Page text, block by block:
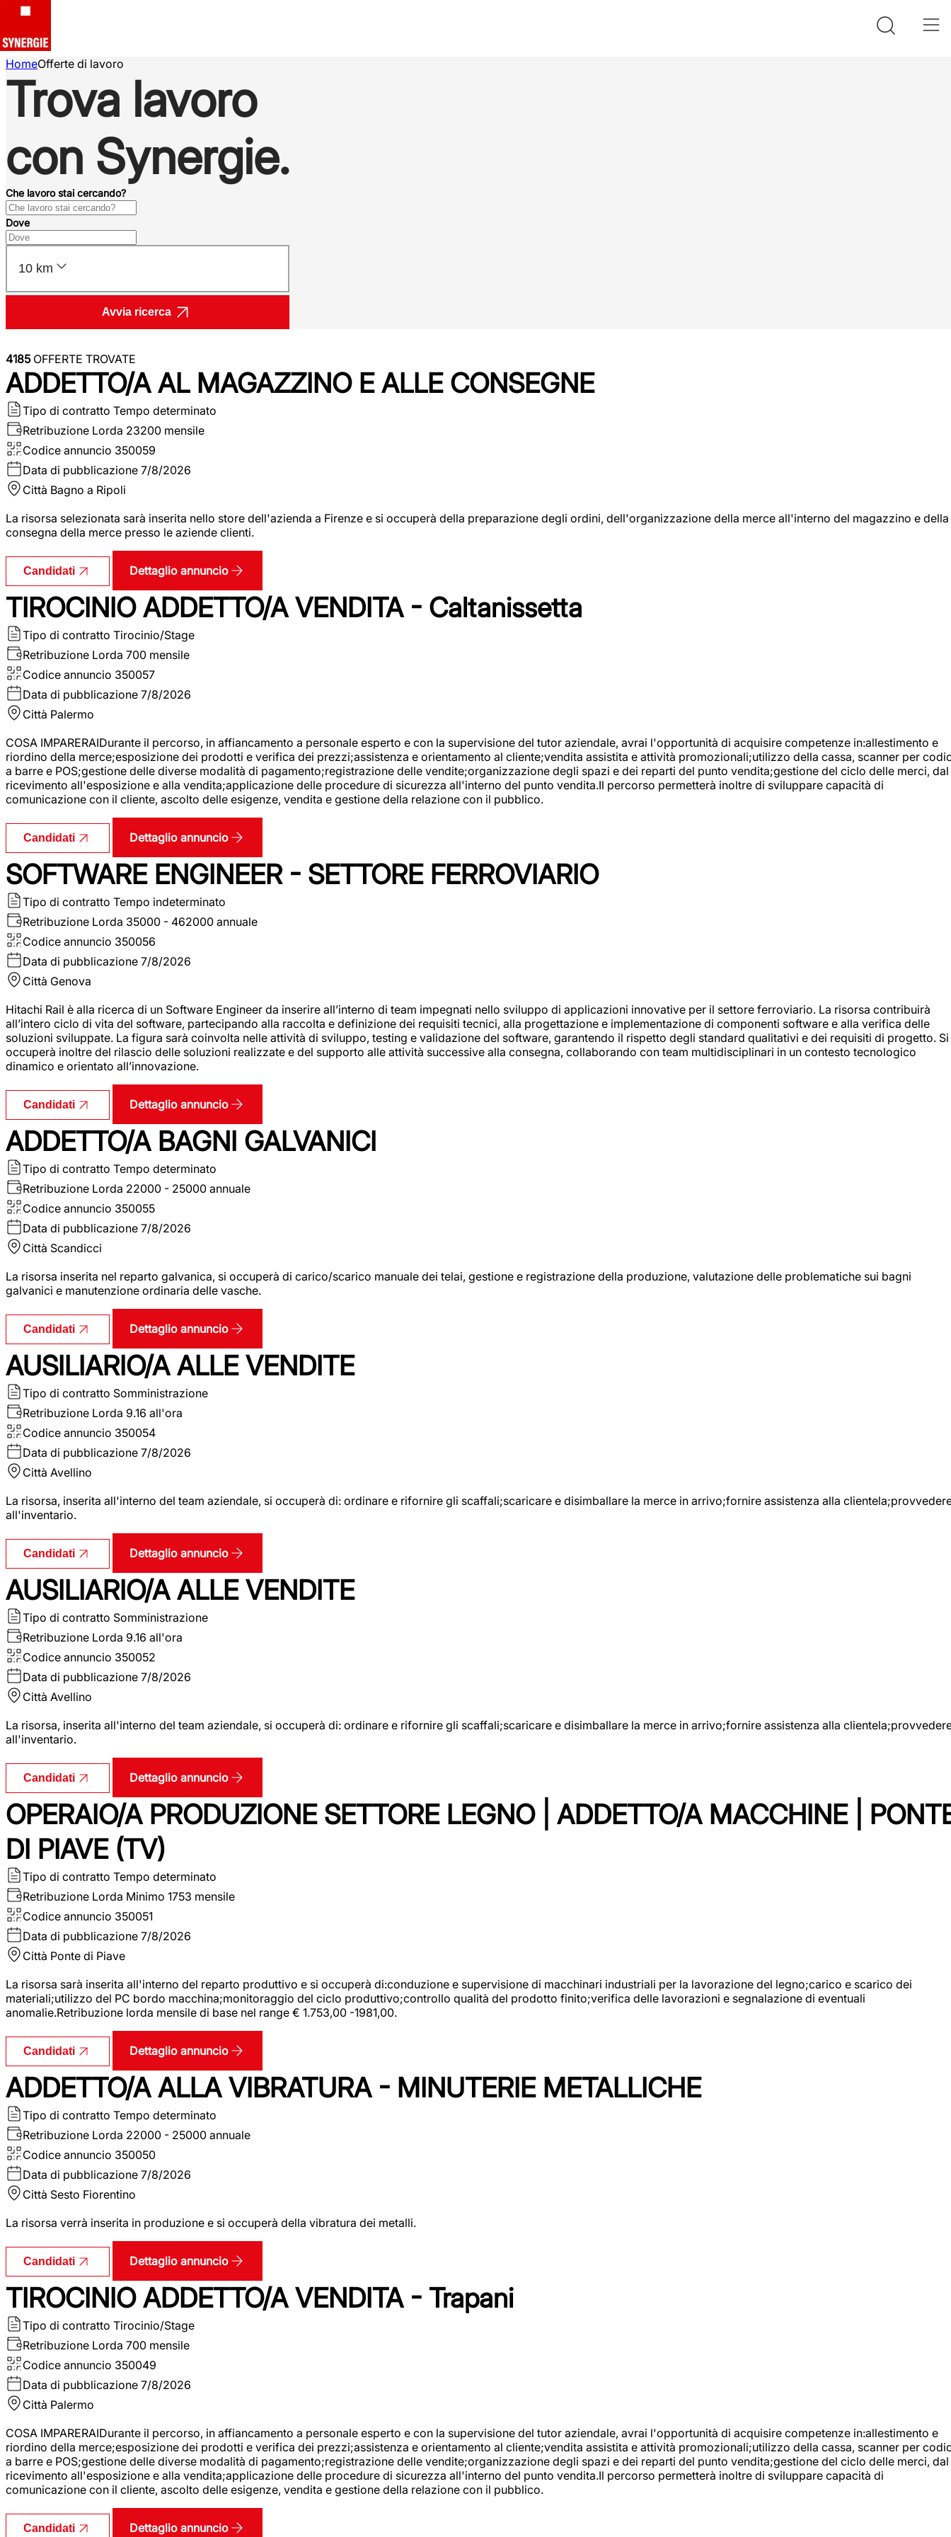
HomeOfferte di lavoro
Trova lavoro
con Synergie.
Che lavoro stai cercando?
Dove
10 km
Avvia ricerca
4185OFFERTE TROVATE
ADDETTO/A AL MAGAZZINO E ALLE CONSEGNE
Tipo di contratto Tempo determinato
Retribuzione Lorda 23200 mensile
Codice annuncio 350059
Data di pubblicazione 7/8/2026
Città Bagno a Ripoli
La risorsa selezionata sarà inserita nello store dell'azienda a Firenze e si occuperà della preparazione degli ordini, dell'organizzazione della merce all'interno del magazzino e della
consegna della merce presso le aziende clienti.
Candidati Dettaglio annuncio
TIROCINIO ADDETTO/A VENDITA - Caltanissetta
Tipo di contratto Tirocinio/Stage
Retribuzione Lorda 700 mensile
Codice annuncio 350057
Data di pubblicazione 7/8/2026
Città Palermo
COSA IMPARERAIDurante il percorso, in affiancamento a personale esperto e con la supervisione del tutor aziendale, avrai l'opportunità di acquisire competenze in:allestimento e
riordino della merce;esposizione dei prodotti e verifica dei prezzi;assistenza e orientamento al cliente;vendita assistita e attività promozionali;utilizzo della cassa, scanner per
a barre e POS;gestione delle diverse modalità di pagamento;registrazione delle vendite;organizzazione degli spazi e dei reparti del punto vendita;gestione del ciclo delle merci, dal
ricevimento all'esposizione e alla vendita;applicazione delle procedure di sicurezza all'interno del punto vendita.Il percorso permetterà inoltre di sviluppare capacità di
comunicazione con il cliente, ascolto delle esigenze, vendita e gestione della relazione con il pubblico.
Candidati Dettaglio annuncio
SOFTWARE ENGINEER - SETTORE FERROVIARIO
Tipo di contratto Tempo indeterminato
Retribuzione Lorda 35000 - 462000 annuale
Codice annuncio 350056
Data di pubblicazione 7/8/2026
Città Genova
Hitachi Rail è alla ricerca di un Software Engineer da inserire all’interno di team impegnati nello sviluppo di applicazioni innovative per il settore ferroviario. La risorsa contribuirà
all’intero ciclo di vita del software, partecipando alla raccolta e definizione dei requisiti tecnici, alla progettazione e implementazione di componenti software e alla verifica delle
soluzioni sviluppate. La figura sarà coinvolta nelle attività di sviluppo, testing e validazione del software, garantendo il rispetto degli standard qualitativi e dei requisiti di progetto. Si
occuperà inoltre del rilascio delle soluzioni realizzate e del supporto alle attività successive alla consegna, collaborando con team multidisciplinari in un contesto tecnologico
dinamico e orientato all’innovazione.
Candidati Dettaglio annuncio
ADDETTO/A BAGNI GALVANICI
Tipo di contratto Tempo determinato
Retribuzione Lorda 22000 - 25000 annuale
Codice annuncio 350055
Data di pubblicazione 7/8/2026
Città Scandicci
La risorsa inserita nel reparto galvanica, si occuperà di carico/scarico manuale dei telai, gestione e registrazione della produzione, valutazione delle problematiche sui bagni
galvanici e manutenzione ordinaria delle vasche.
Candidati Dettaglio annuncio
AUSILIARIO/A ALLE VENDITE
Tipo di contratto Somministrazione
Retribuzione Lorda 9.16 all'ora
Codice annuncio 350054
Data di pubblicazione 7/8/2026
Città Avellino
La risorsa, inserita all'interno del team aziendale, si occuperà di: ordinare e rifornire gli scaffali;scaricare e disimballare la merce in arrivo;fornire assistenza alla
all'inventario.
Candidati Dettaglio annuncio
AUSILIARIO/A ALLE VENDITE
Tipo di contratto Somministrazione
Retribuzione Lorda 9.16 all'ora
Codice annuncio 350052
Data di pubblicazione 7/8/2026
Città Avellino
La risorsa, inserita all'interno del team aziendale, si occuperà di: ordinare e rifornire gli scaffali;scaricare e disimballare la merce in arrivo;fornire assistenza alla
all'inventario.
Candidati Dettaglio annuncio
OPERAIO/A PRODUZIONE SETTORE LEGNO | ADDETTO/A MACCHINE |
DI PIAVE (TV)
Tipo di contratto Tempo determinato
Retribuzione Lorda Minimo 1753 mensile
Codice annuncio 350051
Data di pubblicazione 7/8/2026
Città Ponte di Piave
La risorsa sarà inserita all'interno del reparto produttivo e si occuperà di:conduzione e supervisione di macchinari industriali per la lavorazione del legno;carico e scarico dei
materiali;utilizzo del PC bordo macchina;monitoraggio del ciclo produttivo;controllo qualità del prodotto finito;verifica delle lavorazioni e segnalazione di eventuali
anomalie.Retribuzione lorda mensile di base nel range € 1.753,00 -1981,00.
Candidati Dettaglio annuncio
ADDETTO/A ALLA VIBRATURA - MINUTERIE METALLICHE
Tipo di contratto Tempo determinato
Retribuzione Lorda 22000 - 25000 annuale
Codice annuncio 350050
Data di pubblicazione 7/8/2026
Città Sesto Fiorentino
La risorsa verrà inserita in produzione e si occuperà della vibratura dei metalli.
Candidati Dettaglio annuncio
TIROCINIO ADDETTO/A VENDITA - Trapani
Tipo di contratto Tirocinio/Stage
Retribuzione Lorda 700 mensile
Codice annuncio 350049
Data di pubblicazione 7/8/2026
Città Palermo
COSA IMPARERAIDurante il percorso, in affiancamento a personale esperto e con la supervisione del tutor aziendale, avrai l'opportunità di acquisire competenze in:allestimento e
riordino della merce;esposizione dei prodotti e verifica dei prezzi;assistenza e orientamento al cliente;vendita assistita e attività promozionali;utilizzo della cassa, scanner per
a barre e POS;gestione delle diverse modalità di pagamento;registrazione delle vendite;organizzazione degli spazi e dei reparti del punto vendita;gestione del ciclo delle merci, dal
ricevimento all'esposizione e alla vendita;applicazione delle procedure di sicurezza all'interno del punto vendita.Il percorso permetterà inoltre di sviluppare capacità di
comunicazione con il cliente, ascolto delle esigenze, vendita e gestione della relazione con il pubblico.
Candidati Dettaglio annuncio